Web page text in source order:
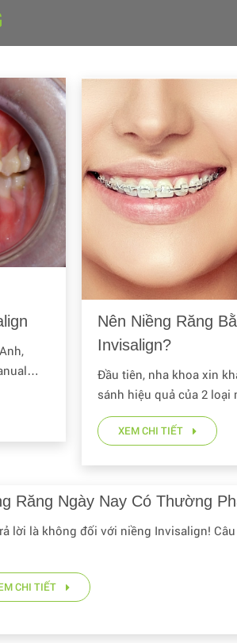
mỗi
Nên Niềng Răng
Invisalign?
Đầu tiên, nha khoa xin
sánh hiệu quả của 2 loại
hoàn toàn khác nhau
XEM CHI TIẾT
Răng Ngày Nay Có Thường
lời là không đối với niềng Invisalign!
CHI TIẾT